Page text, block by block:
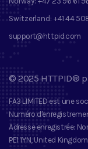
Switzerland: +41 44
support@httpid.com
©2025 HTTPID®
FA3 LIMITED est une
Numéro
Adresse enregistrée:
PE1 1YN, United